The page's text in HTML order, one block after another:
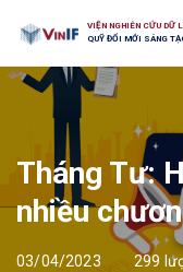
VIỆN NGHIÊN CỨU DỮ
QUỸ ĐỔI MỚI SÁNG
Tháng Tư:
nhiều
03/04/2023 299